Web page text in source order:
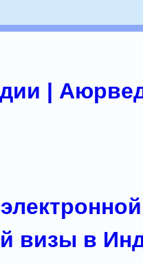
|
визы в